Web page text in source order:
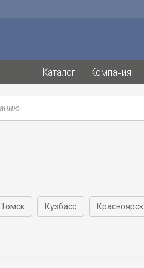
Каталог Компания
Томск Кузбасс Красноярск